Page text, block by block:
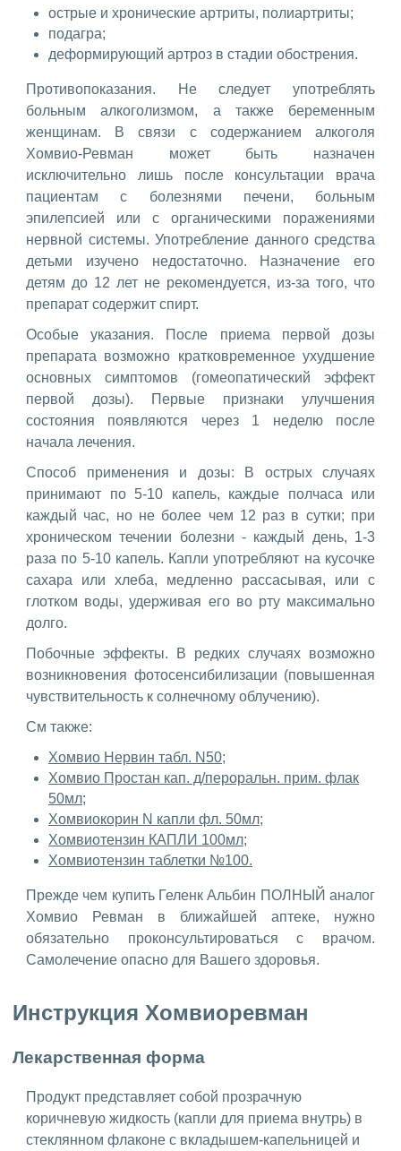
острые и хронические артриты, полиартриты;
подагра;
деформирующий артроз в стадии обострения.
Противопоказания. Не следует употреблять
больным алкоголизмом, а также беременным
женщинам. В связи с содержанием алкоголя
Хомвио-Ревман может быть назначен
исключительно лишь после консультации врача
пациентам с болезнями печени, больным
эпилепсией или с органическими поражениями
нервной системы. Употребление данного средства
детьми изучено недостаточно. Назначение его
детям до 12 лет не рекомендуется, из-за того, что
препарат содержит спирт.
Особые указания. После приема первой дозы
препарата возможно кратковременное ухудшение
основных симптомов (гомеопатический эффект
первой дозы). Первые признаки улучшения
состояния появляются через 1 неделю после
начала лечения.
Способ применения и дозы: В острых случаях
принимают по 5-10 капель, каждые полчаса или
каждый час, но не более чем 12 раз в сутки; при
хроническом течении болезни - каждый день, 1-3
раза по 5-10 капель. Капли употребляют на кусочке
сахара или хлеба, медленно рассасывая, или с
глотком воды, удерживая его во рту максимально
долго.
Побочные эффекты. В редких случаях возможно
возникновения фотосенсибилизации (повышенная
чувствительность к солнечному облучению).
См также:
Хомвио Нервин табл. N50;
Хомвио Простан кап. д/пероральн. прим. флак
50мл;
Хомвиокорин N капли фл. 50мл;
Хомвиотензин КАПЛИ 100мл;
Хомвиотензин таблетки №100.
Прежде чем купить Геленк Альбин ПОЛНЫЙ аналог
Хомвио Ревман в ближайшей аптеке, нужно
обязательно проконсультироваться с врачом.
Самолечение опасно для Вашего здоровья.
Инструкция Хомвиоревман
Лекарственная форма
Продукт представляет собой прозрачную
коричневую жидкость (капли для приема внутрь) в
стеклянном флаконе с вкладышем-капельницей и